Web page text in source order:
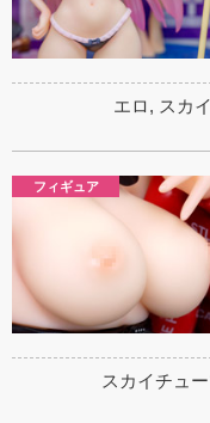
エロ, スカ
フィギュア
スカイチュ